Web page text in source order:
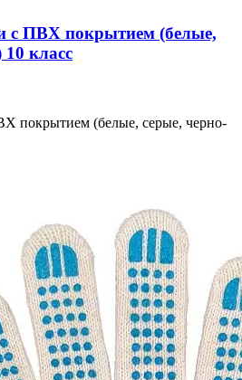
с ПВХ покрытием (белые,
класс
покрытием (белые, серые, черно-